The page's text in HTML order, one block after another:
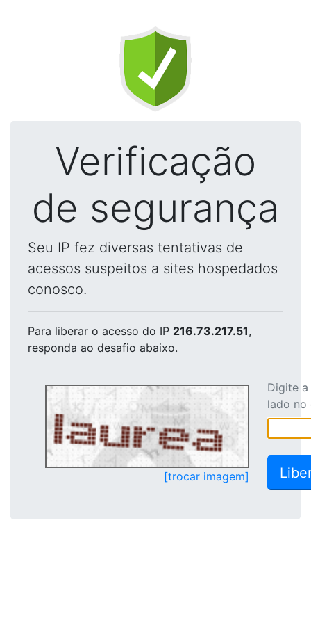
Verificação
de segurança
Seu IP fez diversas tentativas de
acessos suspeitos a sites hospedados
conosco.
Para liberar o acesso do IP 216.73.217.51,
responda ao desafio abaixo.
[trocar imagem]
Digite
lado no